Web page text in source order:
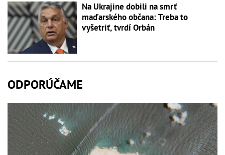
Na Ukrajine dobili na smrť
maďarského občana: Treba to
vyšetriť, tvrdí Orbán
ODPORÚČAME